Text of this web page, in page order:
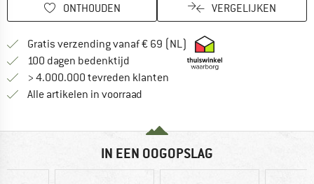
ONTHOUDEN VERGELIJKEN
Gratis verzending vanaf € 69 (NL) Vind hier de
100 dagen bedenktijd Vind de betalingsinformatie hier!
> 4.000.000 tevreden klanten
Alle artikelen in voorraad
IN EEN OOGOPSLAG